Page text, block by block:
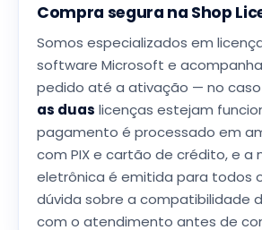
Compra segura na Shop
Somos especializados em
software Microsoft e
pedido até a ativação — no
as duas licenças estejam
pagamento é processado em
com PIX e cartão de crédito, e a
eletrônica é emitida para todos
dúvida sobre a compatibilidade
com o atendimento antes de